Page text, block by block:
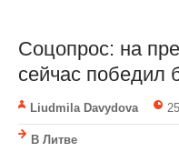
Соцопрос: на
сейчас победил
Liudmila Davydova
В Литве